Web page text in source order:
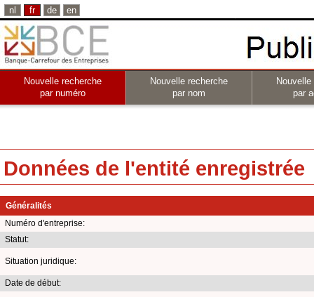
nl fr de en
Nouvelle recherche
par numéro
Nouvelle recherche
par nom
par
Données de l'entité enregistrée
Généralités
Numéro d'entreprise:
Statut:
Situation juridique:
Date de début: